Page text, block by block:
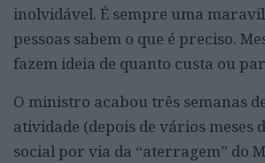
inolvidável. É sempre uma
pessoas sabem o que é preciso.
fazem ideia de quanto custa ou
O ministro acabou três semanas
atividade (depois de vários meses
social por via da “aterragem” do